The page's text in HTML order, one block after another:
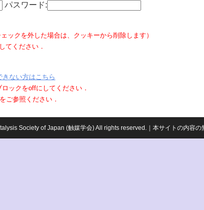
パスワード:
ックを外した場合は、クッキーから削除します）
てください．
きない方はこちら
ックをoffにしてください．
をご参照ください．
Society of Japan (触媒学会) All rights reserved.｜本サイトの内容の